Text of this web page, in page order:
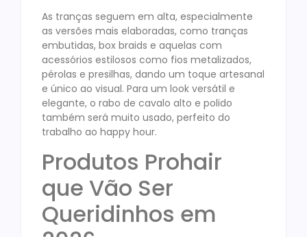
As tranças seguem em alta, especialmente
as versões mais elaboradas, como tranças
embutidas, box braids e aquelas com
acessórios estilosos como fios metalizados,
pérolas e presilhas, dando um toque artesanal
e único ao visual. Para um look versátil e
elegante, o rabo de cavalo alto e polido
também será muito usado, perfeito do
trabalho ao happy hour.
Produtos Prohair
que Vão Ser
Queridinhos em